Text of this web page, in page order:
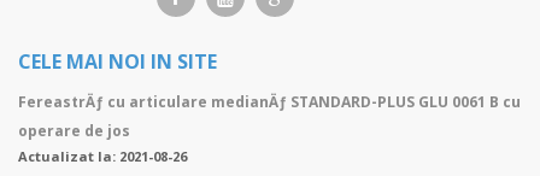
CELE MAI NOI IN SITE
FereastrÄƒ cu articulare medianÄƒ STANDARD-PLUS GLU 0061 B cu
operare de jos
Actualizat la: 2021-08-26